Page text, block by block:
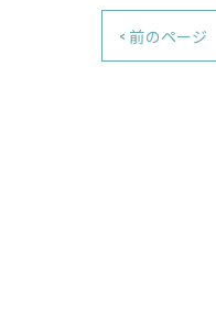
< 前のページ